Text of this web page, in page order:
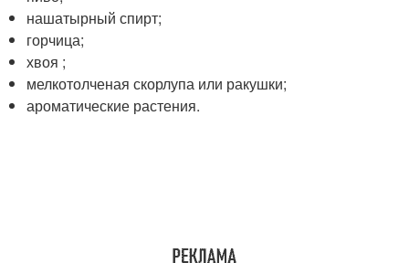
нашатырный спирт;
горчица;
хвоя ;
мелкотолченая скорлупа или ракушки;
ароматические растения.